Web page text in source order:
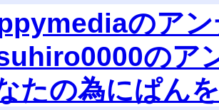
のアン
のア
たの為にぱん